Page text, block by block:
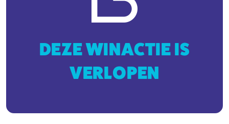
DEZE WINACTIE IS
VERLOPEN